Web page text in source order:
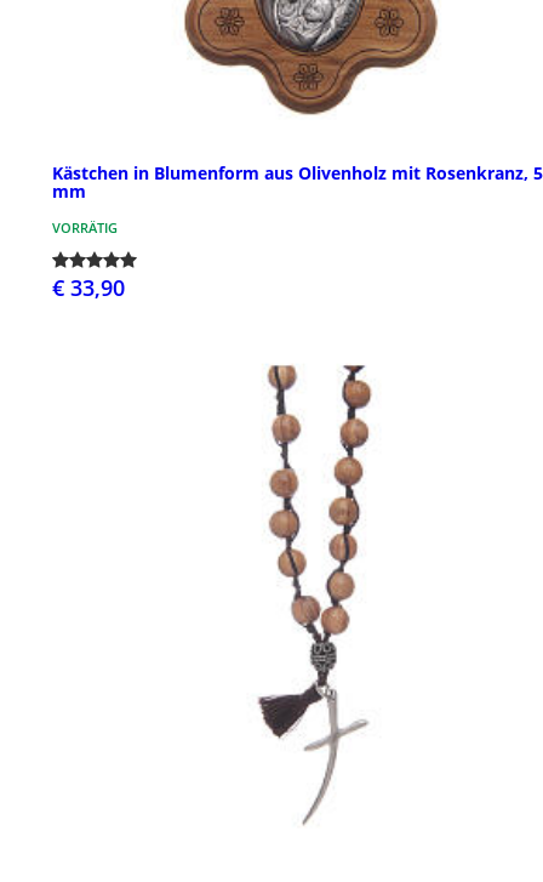
Kästchen in Blumenform aus Olivenholz mit Rosenkranz, 5
mm
VORRÄTIG
€ 33,90